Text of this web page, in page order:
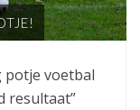
potje voetbal
resultaat”